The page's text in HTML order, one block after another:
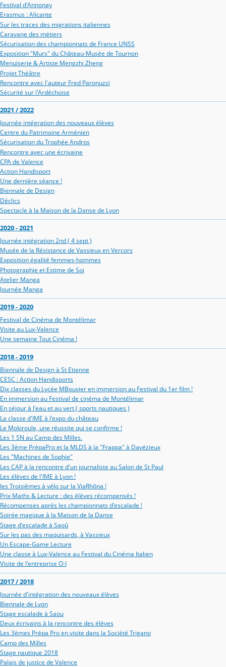
Festival d'Annonay
Erasmus : Alicante
Sur les traces des migrations italiennes
Caravane des métiers
Sécurisation des championnats de France UNSS
Exposition "Murs" du Château-Musée de Tournon
Menuiserie & Artiste Mengzhi Zheng
Projet Théâtre
Rencontre avec l'auteur Fred Paronuzzi
Sécurité sur l'Ardéchoise
2021 / 2022
Journée intégration des nouveaux élèves
Centre du Patrimoine Arménien
Sécurisation du Trophée Andros
Rencontre avec une écrivaine
CPA de Valence
Action Handisport
Une dernière séance !
Biennale de Design
Déclics
Spectacle à la Maison de la Danse de Lyon
2020 - 2021
Journée intégration 2nd ( 4 sept )
Musée de la Résistance de Vassieux en Vercors
Exposition égalité femmes-hommes
Photographie et Estime de Soi
Atelier Manga
Journée Manga
2019 - 2020
Festival de Cinéma de Montélimar
Visite au Lux-Valence
Une semaine Tout Cinéma !
2018 - 2019
Biennale de Design à St Etienne
CESC : Action Handisports
Dix classes du Lycée MBouvier en immersion au Festival du 1er film !
En immersion au Festival de cinéma de Montélimar
En séjour à l'eau et au vert ( sports nautiques )
La classe d'IME à l'expo du château
Le Mokiroule, une réussite qui se confirme !
Les 1 SN au Camp des Milles.
Les 3ème PrépaPro et la MLDS à la "Frappa" à Davézieux
Les "Machines de Sophie"
Les CAP à la rencontre d'un journaliste au Salon de St Paul
Les élèves de l'IME à Lyon !
les Troisièmes à vélo sur la ViaRhôna !
Prix Maths & Lecture : des élèves récompensés !
Récompenses après les championnats d'escalade !
Soirée magique à la Maison de la Danse
Stage d'escalade à Saoû
Sur les pas des maquisards, à Vassieux
Un Escape-Game Lecture
Une classe à Lux-Valence au Festival du Cinéma Italien
Visite de l'entreprise O-I
2017 / 2018
Journée d'intégration des nouveaux élèves
Biennale de Lyon
Stage escalade à Saou
Deux écrivains à la rencontre des élèves
Les 3èmes Prépa Pro en visite dans la Société Trigano
Camp des Milles
Stage nautique 2018
Palais de justice de Valence